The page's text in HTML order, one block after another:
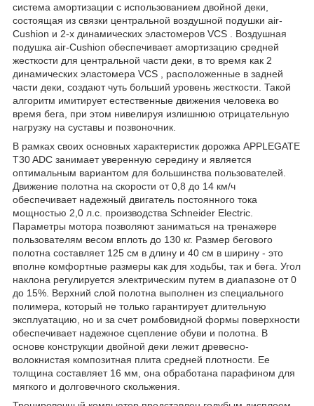
система амортизации с использованием двойной деки,
состоящая из связки центральной воздушной подушки air-
Cushion и 2-х динамических эластомеров VCS . Воздушная
подушка air-Cushion обеспечивает амортизацию средней
жесткости для центральной части деки, в то время как 2
динамических эластомера VCS , расположенные в задней
части деки, создают чуть больший уровень жесткости. Такой
алгоритм имитирует естественные движения человека во
время бега, при этом нивелируя излишнюю отрицательную
нагрузку на суставы и позвоночник.
В рамках своих основных характеристик дорожка APPLEGATE
T30 ADC занимает уверенную середину и является
оптимальным вариантом для большинства пользователей.
Движение полотна на скорости от 0,8 до 14 км/ч
обеспечивает надежный двигатель постоянного тока
мощностью 2,0 л.с. производства Schneider Electric.
Параметры мотора позволяют заниматься на тренажере
пользователям весом вплоть до 130 кг. Размер бегового
полотна составляет 125 см в длину и 40 см в ширину - это
вполне комфортные размеры как для ходьбы, так и бега. Угол
наклона регулируется электрическим путем в диапазоне от 0
до 15%. Верхний слой полотна выполнен из специального
полимера, который не только гарантирует длительную
эксплуатацию, но и за счет ромбовидной формы поверхности
обеспечивает надежное сцепление обуви и полотна. В
основе конструкции двойной деки лежит древесно-
волокнистая композитная плита средней плотности. Ее
толщина составляет 16 мм, она обработана парафином для
мягкого и долговечного скольжения.